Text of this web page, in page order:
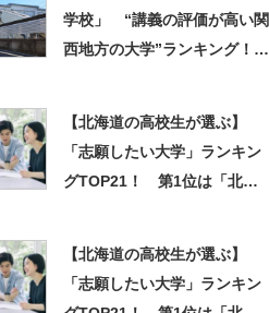
学校」 “講義の評価が高い関
西地方の大学”ランキング！
【北海道の高校生が選ぶ】
「志願したい大学」ランキン
グTOP21！ 第1位は「北海
【北海道の高校生が選ぶ】
「志願したい大学」ランキン